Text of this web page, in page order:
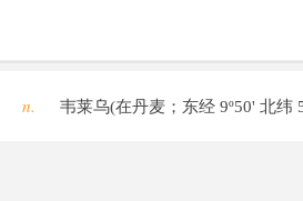
n. 韦莱乌(在丹麦；东经 9º50' 北纬